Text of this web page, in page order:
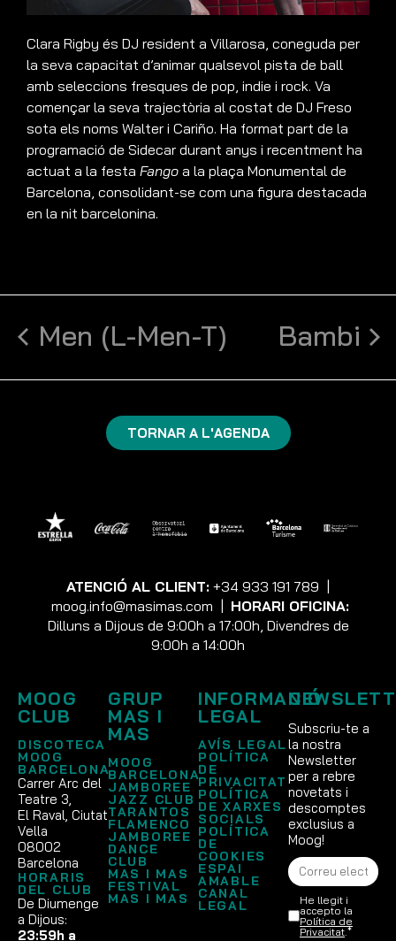
Clara Rigby és DJ resident a Villarosa, coneguda per
la seva capacitat d’animar qualsevol pista de ball
amb seleccions fresques de pop, indie i rock. Va
començar la seva trajectòria al costat de DJ Freso
sota els noms Walter i Cariño. Ha format part de la
programació de Sidecar durant anys i recentment ha
actuat a la festa Fango a la plaça Monumental de
Barcelona, consolidant-se com una figura destacada
en la nit barcelonina.
Men (L-Men-T) Bambi
TORNAR A L'AGENDA
ATENCIÓ AL CLIENT: +34 933 191 789 |
moog.info@masimas.com | HORARI OFICINA:
Dilluns a Dijous de 9:00h a 17:00h, Divendres de
9:00h a 14:00h
MOOG
CLUB
DISCOTECA
MOOG
BARCELONA
Carrer Arc del
Teatre 3,
El Raval, Ciutat
Vella
08002
Barcelona
HORARIS
DEL CLUB
De Diumenge
a Dijous:
23:59h a
GRUP
MAS I
MAS
MOOG
BARCELONA
JAMBOREE
JAZZ CLUB
TARANTOS
FLAMENCO
JAMBOREE
DANCE
CLUB
MAS I MAS
FESTIVAL
MAS I MAS
INFORMACIÓ
LEGAL
AVÍS LEGAL
POLÍTICA
DE
PRIVACITAT
POLÍTICA
DE XARXES
SOCIALS
POLÍTICA
DE
COOKIES
ESPAI
AMABLE
CANAL
LEGAL
Subscriu-te a
la nostra
Newsletter
per a rebre
novetats i
descomptes
exclusius a
Moog!
He llegit i
accepto la
Política de
Privacitat .*